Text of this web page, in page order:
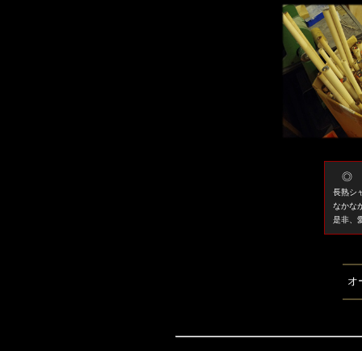
◎
長熟シ
なかな
是非、
オ